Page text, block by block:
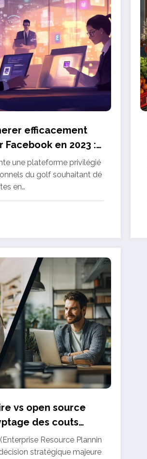
efficacement
Facebook en 2023 :
les pros du golf
une plateforme privilégié
du golf souhaitant dé
en…
vs open source
des couts
faire le bon choix
Resource Plannin
stratégique majeure